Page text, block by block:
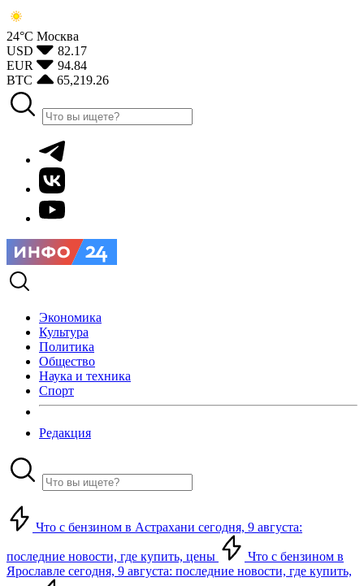
24°С Москва
USD
82.17
EUR
94.84
BTC
65,219.26
Экономика
Культура
Политика
Общество
Наука и техника
Спорт
Редакция
Что с бензином в Астрахани сегодня, 9 августа:
последние новости, где купить, цены
Что с бензином в
Ярославле сегодня, 9 августа: последние новости, где купить,